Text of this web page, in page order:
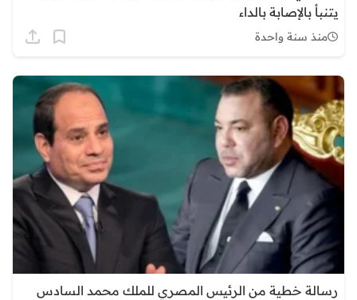
يتنبأ بالإصابة بالداء
منذ سنة واحدة
رسالة خطية من الرئيس المصري للملك محمد السادس